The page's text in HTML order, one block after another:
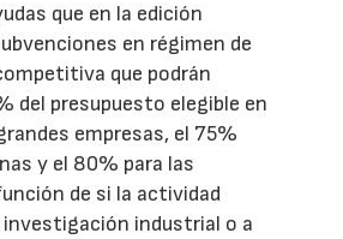
que en la edición
en régimen de
que podrán
del presupuesto elegible en
empresas, el 75%
y el 80% para las
de si la actividad
investigación industrial o a